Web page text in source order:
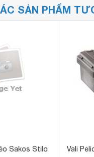
SẢN PHẨM
Sakos Stilo Vali